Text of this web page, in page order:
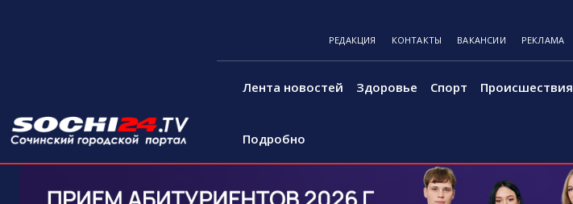
РЕДАКЦИЯ КОНТАКТЫ ВАКАНСИИ РЕКЛАМА
Лента новостей Здоровье Спорт Происшествия
Подробно